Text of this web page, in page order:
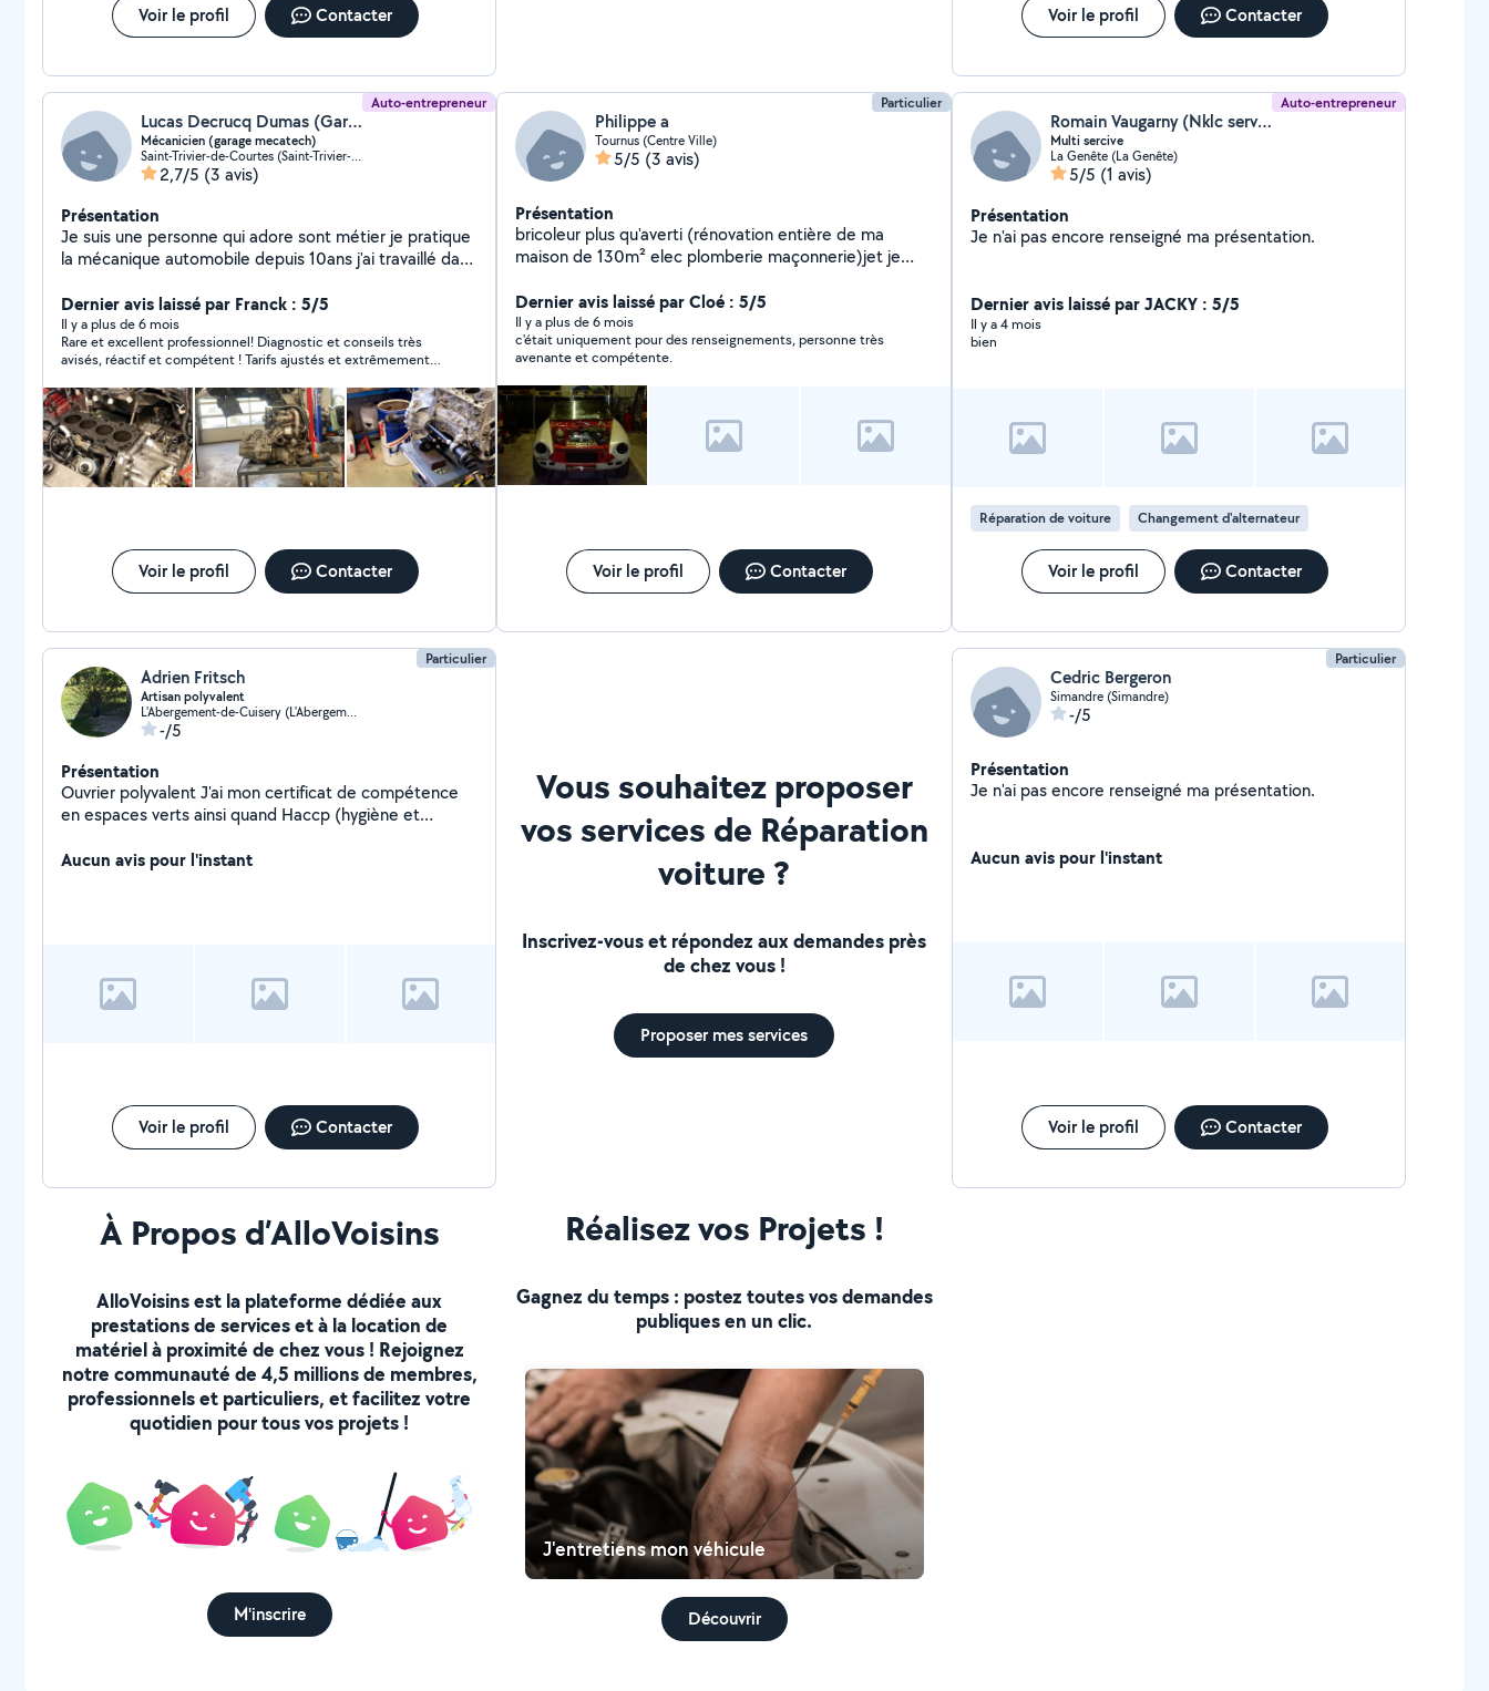
Voir le profil Contacter Voir le profil Contacter
Auto-entrepreneur
Lucas Decrucq Dumas (Garage Mecatech)
Mécanicien (garage mecatech)
Saint-Trivier-de-Courtes (Saint-Trivier-de-Courtes)
2,7/5 (3 avis)
Présentation
Je suis une personne qui adore sont métier je pratique
la mécanique automobile depuis 10ans j'ai travaillé dans
Dernier avis laissé par Franck : 5/5
Il y a plus de 6 mois
Rare et excellent professionnel! Diagnostic et conseils très
avisés, réactif et compétent ! Tarifs ajustés et extrêmement
Voir le profil Contacter
Particulier
Philippe a
Tournus (Centre Ville)
5/5 (3 avis)
Présentation
bricoleur plus qu'averti (rénovation entière de ma
maison de 130m² elec plomberie maçonnerie)jet je
ans toutes marques , possède l'outillage et logiciel
diagnostique demandez si je peux vous aider...
Dernier avis laissé par Cloé : 5/5
Il y a plus de 6 mois
c'était uniquement pour des renseignements, personne très
avenante et compétente.
Voir le profil Contacter
Auto-entrepreneur
Romain Vaugarny (Nklc service)
Multi sercive
La Genête (La Genête)
5/5 (1 avis)
Présentation
Je n'ai pas encore renseigné ma présentation.
Dernier avis laissé par JACKY : 5/5
Il y a 4 mois
bien
Réparation de voiture Changement d'alternateur
Voir le profil Contacter
Particulier
Adrien Fritsch
Artisan polyvalent
L'Abergement-de-Cuisery (L'Abergement-de-Cuisery)
-/5
Présentation
Ouvrier polyvalent J'ai mon certificat de compétence
en espaces verts ainsi quand Haccp (hygiène et
à votre disposition si besoin Bonne journée à vous
Aucun avis pour l'instant
Voir le profil Contacter
Vous souhaitez proposer
vos services de Réparation
voiture ?
Inscrivez-vous et répondez aux demandes près
de chez vous !
Proposer mes services
Particulier
Cedric Bergeron
Simandre (Simandre)
-/5
Présentation
Je n'ai pas encore renseigné ma présentation.
Aucun avis pour l'instant
Voir le profil Contacter
À Propos d’AlloVoisins
AlloVoisins est la plateforme dédiée aux
prestations de services et à la location de
matériel à proximité de chez vous ! Rejoignez
notre communauté de 4,5 millions de membres,
professionnels et particuliers, et facilitez votre
quotidien pour tous vos projets !
M'inscrire
Réalisez vos Projets !
Gagnez du temps : postez toutes vos demandes
publiques en un clic.
J'entretiens mon véhicule
Découvrir